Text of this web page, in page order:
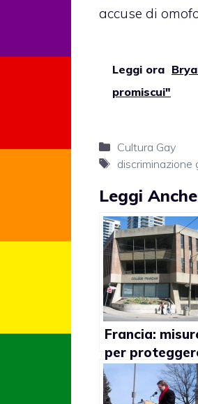
accuse di
Leggi ora
promiscui"
Categorie
Cultura Gay
Tag
discriminazione
Leggi
Francia:
per
gli studenti
negli istituti